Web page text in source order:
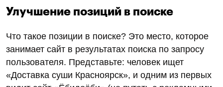
потребовалось бы около4 780 709 рублей в
месяц